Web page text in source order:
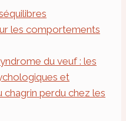
les comportements
du veuf : les
et
chagrin perdu chez les